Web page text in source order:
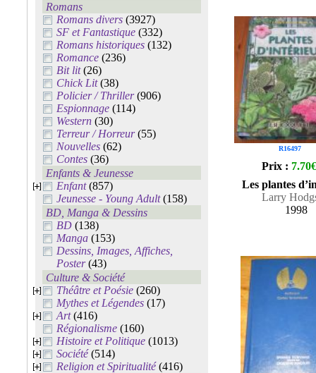
Romans
Romans divers (3927)
SF et Fantastique (332)
Romans historiques (132)
Romance (236)
Bit lit(26)
Chick Lit(38)
Policier / Thriller(906)
Espionnage (114)
Western (30)
Terreur / Horreur(55)
Nouvelles (62)
Contes (36)
Enfants & Jeunesse
Enfant(857)
Jeunesse - Young Adult(158)
BD, Manga & Dessins
BD (138)
Manga (153)
Dessins, Images, Affiches,
Poster(43)
Culture & Société
Théâtre et Poésie (260)
Mythes et Légendes (17)
Art(416)
Régionalisme (160)
Histoire et Politique (1013)
Société(514)
Religion et Spiritualité(416)
R16497
Prix : 7.70€
Les plantes
Larry
1998